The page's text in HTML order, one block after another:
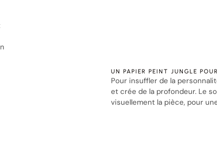
UN PAPIER PEINT JUNGLE
Pour insuffler de la
et crée de la profondeur. Le
visuellement la pièce, pour